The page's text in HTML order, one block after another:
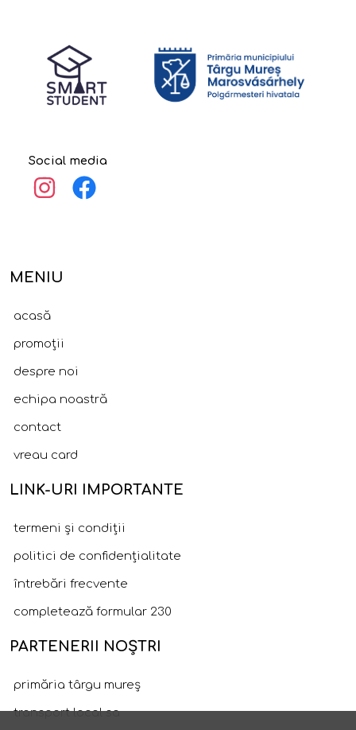
Social media
MENIU
acasă
promoții
despre noi
echipa noastră
contact
vreau card
LINK-URI IMPORTANTE
termeni și condiții
politici de confidențialitate
întrebări frecvente
completează formular 230
PARTENERII NOȘTRI
primăria târgu mureș
transport local sa